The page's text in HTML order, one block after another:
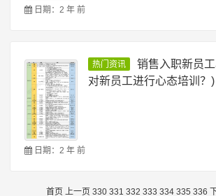
日期：2 年 前
热门资讯
销售入职新员
对新员工进行心态培训？)
日期：2 年 前
首页 上一页 330 331 332 333 334 335 336